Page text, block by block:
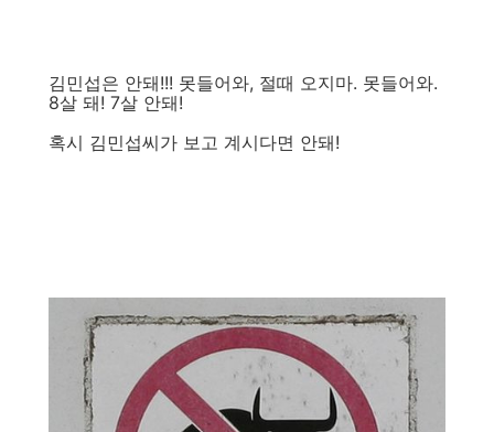
김민섭은 안돼!!! 못들어와, 절때 오지마. 못들어와.
8살 돼! 7살 안돼!
혹시 김민섭씨가 보고 계시다면 안돼!